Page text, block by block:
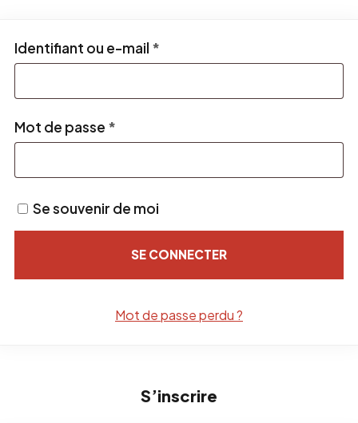
Identifiant ou e-mail *
Mot de passe *
Se souvenir de moi
SE CONNECTER
Mot de passe perdu ?
S’inscrire